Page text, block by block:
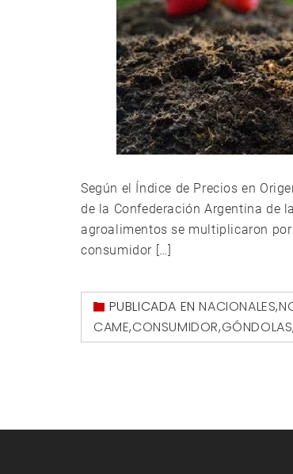
Según el Índice de Precios en
de la Confederación Argentina de
agroalimentos se multiplicaron
consumidor […]
PUBLICADA ENNACIONALES,
CAME,CONSUMIDOR,GÓNDOLAS